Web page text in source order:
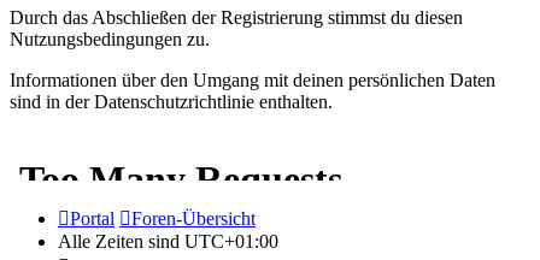
Durch das Abschließen der Registrierung stimmst du diesen
Nutzungsbedingungen zu.
Informationen über den Umgang mit deinen persönlichen Daten
sind in der Datenschutzrichtlinie enthalten.
Portal
Foren-Übersicht
Alle Zeiten sind UTC+01:00